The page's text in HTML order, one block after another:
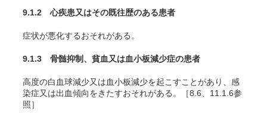
9.1.2 心疾患又はその既往歴のある患者
症状が悪化するおそれがある。
9.1.3 骨髄抑制、貧血又は血小板減少症の患者
高度の白血球減少又は血小板減少を起こすことがあり、感
染症又は出血傾向をきたすおそれがある。［8.6、11.1.6参
照］